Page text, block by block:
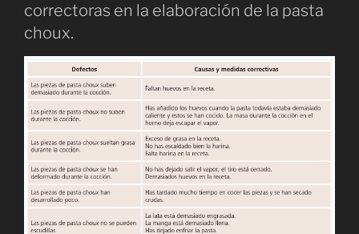
correctoras en la elaboración de la pasta
choux.